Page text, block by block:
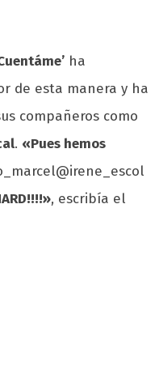
ha
de esta manera y ha
compañeros como
. «Pues hemos
, escribía el